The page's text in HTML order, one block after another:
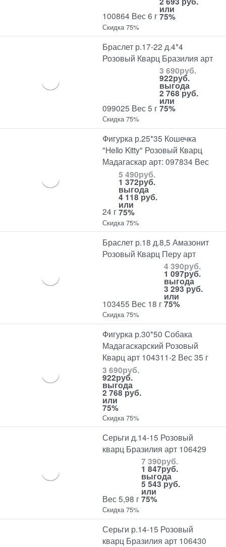
100864 Вес 6 г
или
75%
Скидка 75%
Браслет р.17-22 д.4*4
Розовый Кварц Бразилия арт
099025 Вес 5 г
3 690руб.
922руб.
выгода
2 768 руб.
или
75%
Скидка 75%
Фигурка р.25*35 Кошечка
"Hello Kitty" Розовый Кварц
Мадагаскар арт: 097834 Вес
24 г
5 490руб.
1 372руб.
выгода
4 118 руб.
или
75%
Скидка 75%
Браслет р.18 д.8,5 Амазонит
Розовый Кварц Перу арт
103455 Вес 18 г
4 390руб.
1 097руб.
выгода
3 293 руб.
или
75%
Скидка 75%
Фигурка р.30*50 Собака
Мадагаскарский Розовый
Кварц арт 104311-2 Вес 35 г
3 690руб.
922руб.
выгода
2 768 руб.
или
75%
Скидка 75%
Серьги д.14-15 Розовый
кварц Бразилия арт 106429
Вес 5,98 г
7 390руб.
1 847руб.
выгода
5 543 руб.
или
75%
Скидка 75%
Серьги р.14-15 Розовый
кварц Бразилия арт 106430